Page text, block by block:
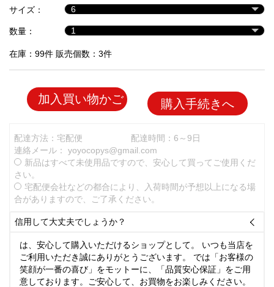
ル
品
サイズ：
数量：
在庫：99件 販売個数：3件
加入買い物かご 購入手続きへ
配達方法：宅配便
配達時間：6～9日
連絡メール： yoyocopys@gmail.com
新品はすべて未使用品ですので、安心して買ってご使用くだ
さい。
宅配便会社などの都合により、入荷時間が予想以上になる場
合がありますので、ご了承ください。
信用して大丈夫でしょうか？ 
は、安心して購入いただけるショップとして。 いつも当店を
ご利用いただき誠にありがとうございます。 では「お客様の
笑顔が一番の喜び」をモットーに、「品質安心保証」をご用
意しております。ご安心して、お買物をお楽しみください。